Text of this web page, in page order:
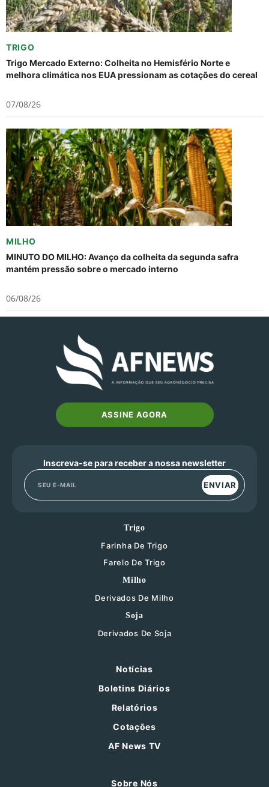
TRIGO
Trigo Mercado Externo: Colheita no Hemisfério Norte e
melhora climática nos EUA pressionam as cotações do cereal
07/08/26
MILHO
MINUTO DO MILHO: Avanço da colheita da segunda safra
mantém pressão sobre o mercado interno
06/08/26
ASSINE AGORA
Inscreva-se para receber a nossa newsletter
ENVIAR
Trigo
Farinha De Trigo
Farelo De Trigo
Milho
Derivados De Milho
Soja
Derivados De Soja
Notícias
Boletins Diários
Relatórios
Cotações
AF News TV
Sobre Nós